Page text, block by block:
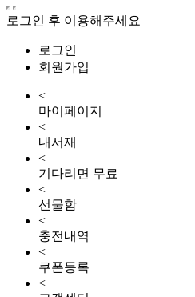
로그인 후 이용해주세요
로그인
회원가입
<
마이페이지
<
내서재
<
기다리면 무료
<
선물함
<
충전내역
<
쿠폰등록
<